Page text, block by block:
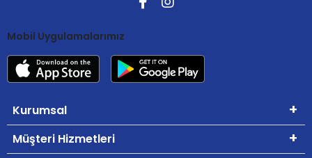
Mobil Uygulamalarımız
Kurumsal
Müşteri Hizmetleri